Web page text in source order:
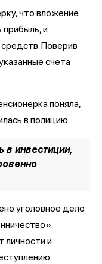
что вложение
прибыль, и
Поверив
счета
поняла,
в полицию.
в инвестиции,
уголовное дело
личности и